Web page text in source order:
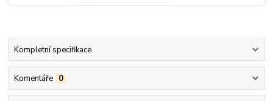
Kompletní specifikace
Komentáře 0